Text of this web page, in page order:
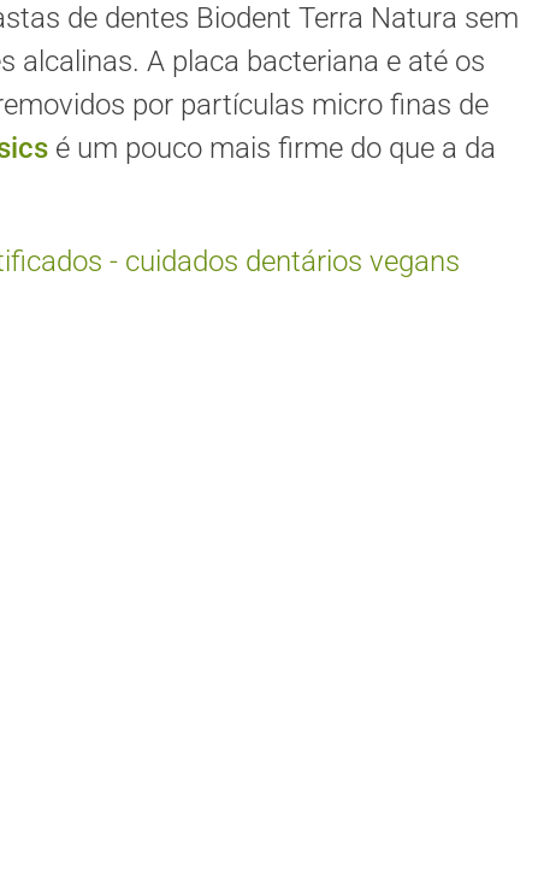
de dentes Biodent Terra Natura sem
alcalinas. A placa bacteriana e até os
por partículas micro finas de
é um pouco mais firme do que a da
- cuidados dentários vegans